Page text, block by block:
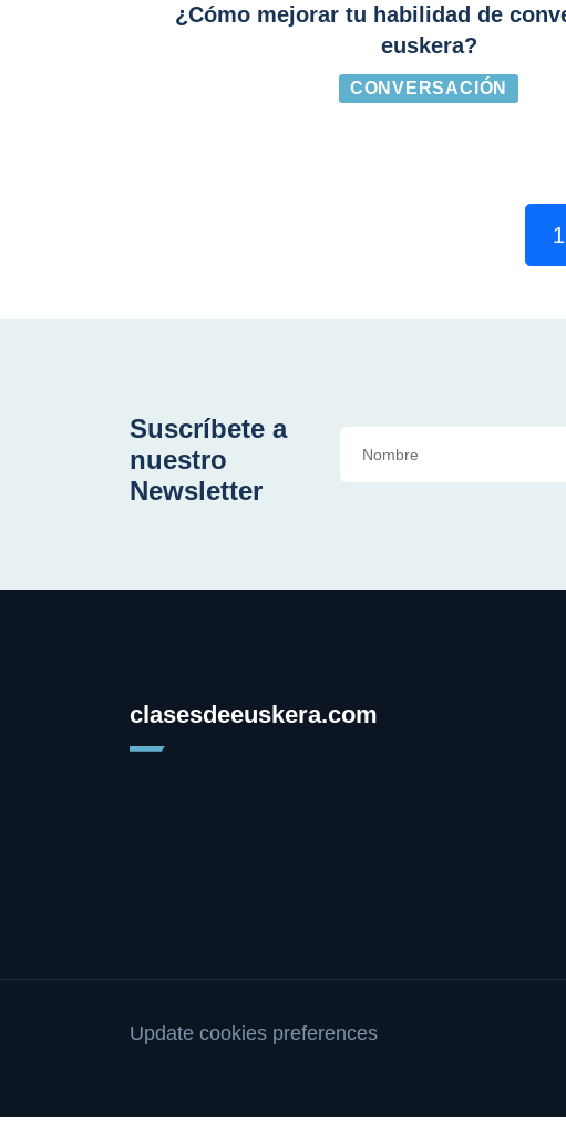
¿Cómo mejorar tu habilidad de
euskera?
CONVERSACIÓN
1
Suscríbete a
nuestro
Newsletter
clasesdeeuskera.com
Update cookies preferences